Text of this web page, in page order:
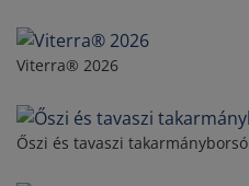
Viterra® 2026
Őszi és tavaszi takarmányborsó